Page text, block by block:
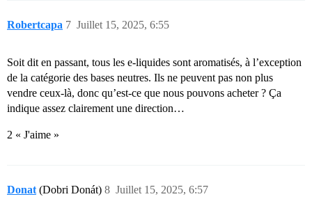
Robertcapa Juillet 15, 2025, 6:55
7
Soit dit en passant, tous les e-liquides sont aromatisés, à l’exception
de la catégorie des bases neutres. Ils ne peuvent pas non plus
vendre ceux-là, donc qu’est-ce que nous pouvons acheter ? Ça
indique assez clairement une direction…
2 « J'aime »
Donat (Dobri Donát) Juillet 15, 2025, 6:57
8